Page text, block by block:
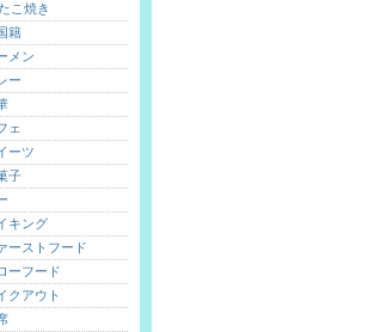
たこ焼き
籍
メン
ー
ェ
ーツ
子
キング
ーストフード
ーフード
クアウト